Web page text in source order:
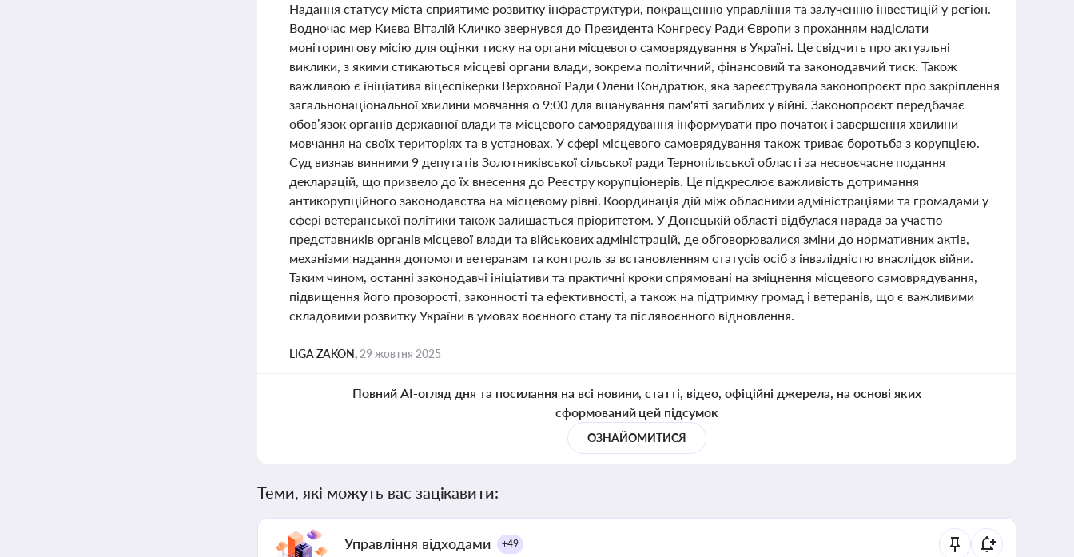
Надання статусу міста сприятиме розвитку інфраструктури, покращенню управління та залученню інвестицій у регіон.
Водночас мер Києва Віталій Кличко звернувся до Президента Конгресу Ради Європи з проханням надіслати
моніторингову місію для оцінки тиску на органи місцевого самоврядування в Україні. Це свідчить про актуальні
виклики, з якими стикаються місцеві органи влади, зокрема політичний, фінансовий та законодавчий тиск. Також
важливою є ініціатива віцеспікерки Верховної Ради Олени Кондратюк, яка зареєструвала законопроєкт про закріплення
загальнонаціональної хвилини мовчання о 9:00 для вшанування пам'яті загиблих у війні. Законопроєкт передбачає
обов’язок органів державної влади та місцевого самоврядування інформувати про початок і завершення хвилини
мовчання на своїх територіях та в установах. У сфері місцевого самоврядування також триває боротьба з корупцією.
Суд визнав винними 9 депутатів Золотниківської сільської ради Тернопільської області за несвоєчасне подання
декларацій, що призвело до їх внесення до Реєстру корупціонерів. Це підкреслює важливість дотримання
антикорупційного законодавства на місцевому рівні. Координація дій між обласними адміністраціями та громадами у
сфері ветеранської політики також залишається пріоритетом. У Донецькій області відбулася нарада за участю
представників органів місцевої влади та військових адміністрацій, де обговорювалися зміни до нормативних актів,
механізми надання допомоги ветеранам та контроль за встановленням статусів осіб з інвалідністю внаслідок війни.
Таким чином, останні законодавчі ініціативи та практичні кроки спрямовані на зміцнення місцевого самоврядування,
підвищення його прозорості, законності та ефективності, а також на підтримку громад і ветеранів, що є важливими
складовими розвитку України в умовах воєнного стану та післявоєнного відновлення.
LIGA ZAKON, 29 жовтня 2025
Повний AI-огляд дня та посилання на всі новини, статті, відео, офіційні джерела, на основі яких
сформований цей підсумок
ОЗНАЙОМИТИСЯ
Теми, які можуть вас зацікавити:
Управління відходами +49